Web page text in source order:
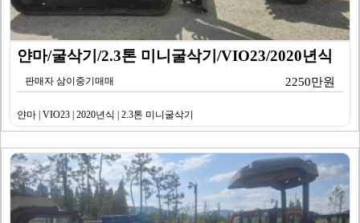
얀마/굴삭기/2.3톤 미니굴삭기/VIO23/2020년식
판매자 삼이중기매매 2250만원
얀마 | VIO23 | 2020년식 | 2.3톤 미니굴삭기